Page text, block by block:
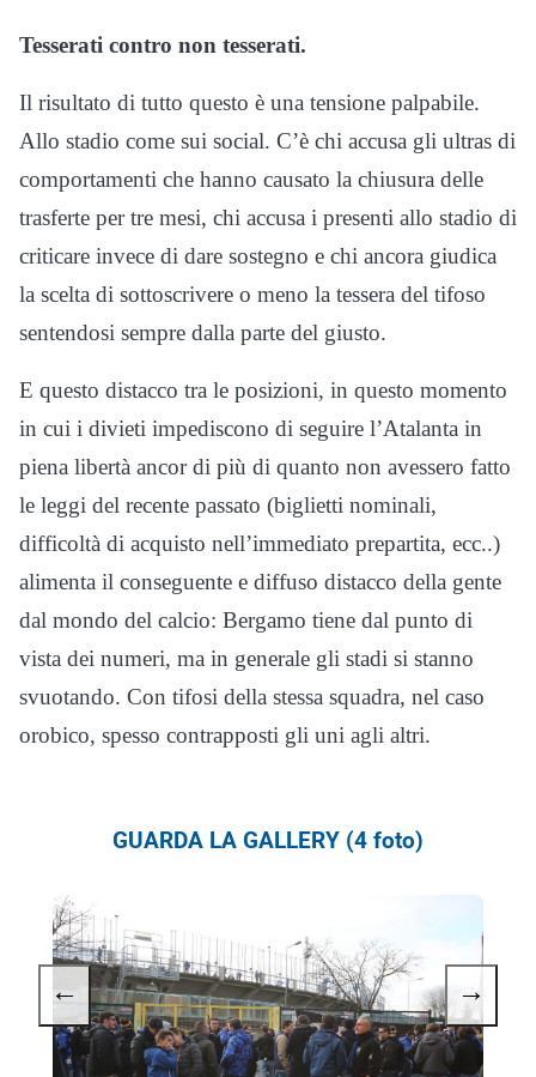
Tesserati contro non tesserati.
Il risultato di tutto questo è una tensione palpabile.
Allo stadio come sui social. C’è chi accusa gli ultras di
comportamenti che hanno causato la chiusura delle
trasferte per tre mesi, chi accusa i presenti allo stadio di
criticare invece di dare sostegno e chi ancora giudica
la scelta di sottoscrivere o meno la tessera del tifoso
sentendosi sempre dalla parte del giusto.
E questo distacco tra le posizioni, in questo momento
in cui i divieti impediscono di seguire l’Atalanta in
piena libertà ancor di più di quanto non avessero fatto
le leggi del recente passato (biglietti nominali,
difficoltà di acquisto nell’immediato prepartita, ecc..)
alimenta il conseguente e diffuso distacco della gente
dal mondo del calcio: Bergamo tiene dal punto di
vista dei numeri, ma in generale gli stadi si stanno
svuotando. Con tifosi della stessa squadra, nel caso
orobico, spesso contrapposti gli uni agli altri.
GUARDA LA GALLERY (4 foto)
← →